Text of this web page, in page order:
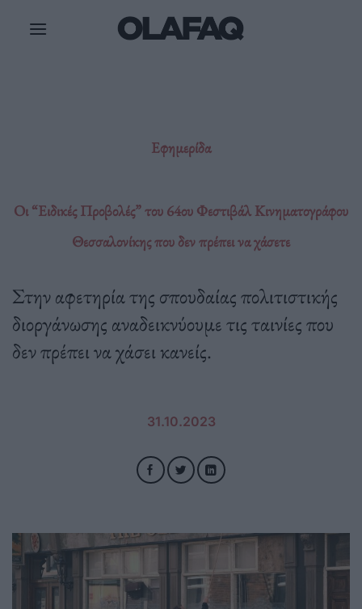
Εφημερίδα
Oι “Eιδικές Προβολές” του 64ου Φεστιβάλ Κινηματογράφου
Θεσσαλονίκης που δεν πρέπει να χάσετε
Στην αφετηρία της σπουδαίας πολιτιστικής
διοργάνωσης αναδεικνύουμε τις ταινίες που
δεν πρέπει να χάσει κανείς.
31.10.2023